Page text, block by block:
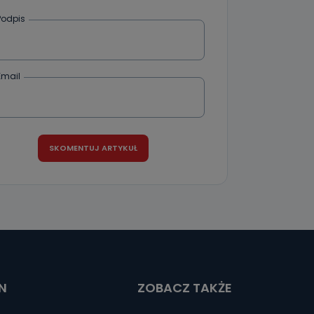
żądania
ZOBACZ TAKŻE